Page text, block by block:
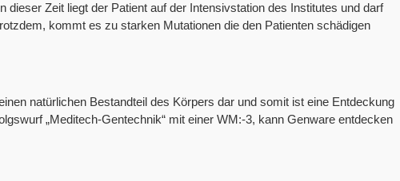
dieser Zeit liegt der Patient auf der Intensivstation des Institutes und darf
kommt es zu starken Mutationen die den Patienten schädigen
natürlichen Bestandteil des Körpers dar und somit ist eine Entdeckung
„Meditech-Gentechnik“ mit einer WM:-3, kann Genware entdecken